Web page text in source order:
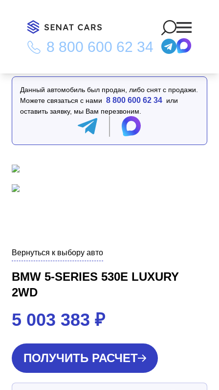
8 800 600 62 34
Главная Каталог/BMW 5-Series 530e Luxury 2WD
Данный автомобиль был продан, либо снят с продажи.
Можете связаться с нами 8 800 600 62 34 или
оставить заявку, мы Вам перезвоним.
Вернуться к выбору авто
BMW 5-SERIES 530E LUXURY
2WD
5 003 383 ₽
ПОЛУЧИТЬ РАСЧЕТ